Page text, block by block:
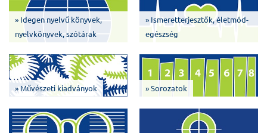
» Idegen nyelvű könyvek,
nyelvkönyvek, szótárak
» Ismeretterjesztők, életmód-
egészség
» Művészeti kiadványok » Sorozatok